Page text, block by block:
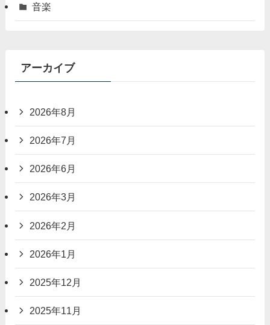
音楽
アーカイブ
2026年8月
2026年7月
2026年6月
2026年3月
2026年2月
2026年1月
2025年12月
2025年11月